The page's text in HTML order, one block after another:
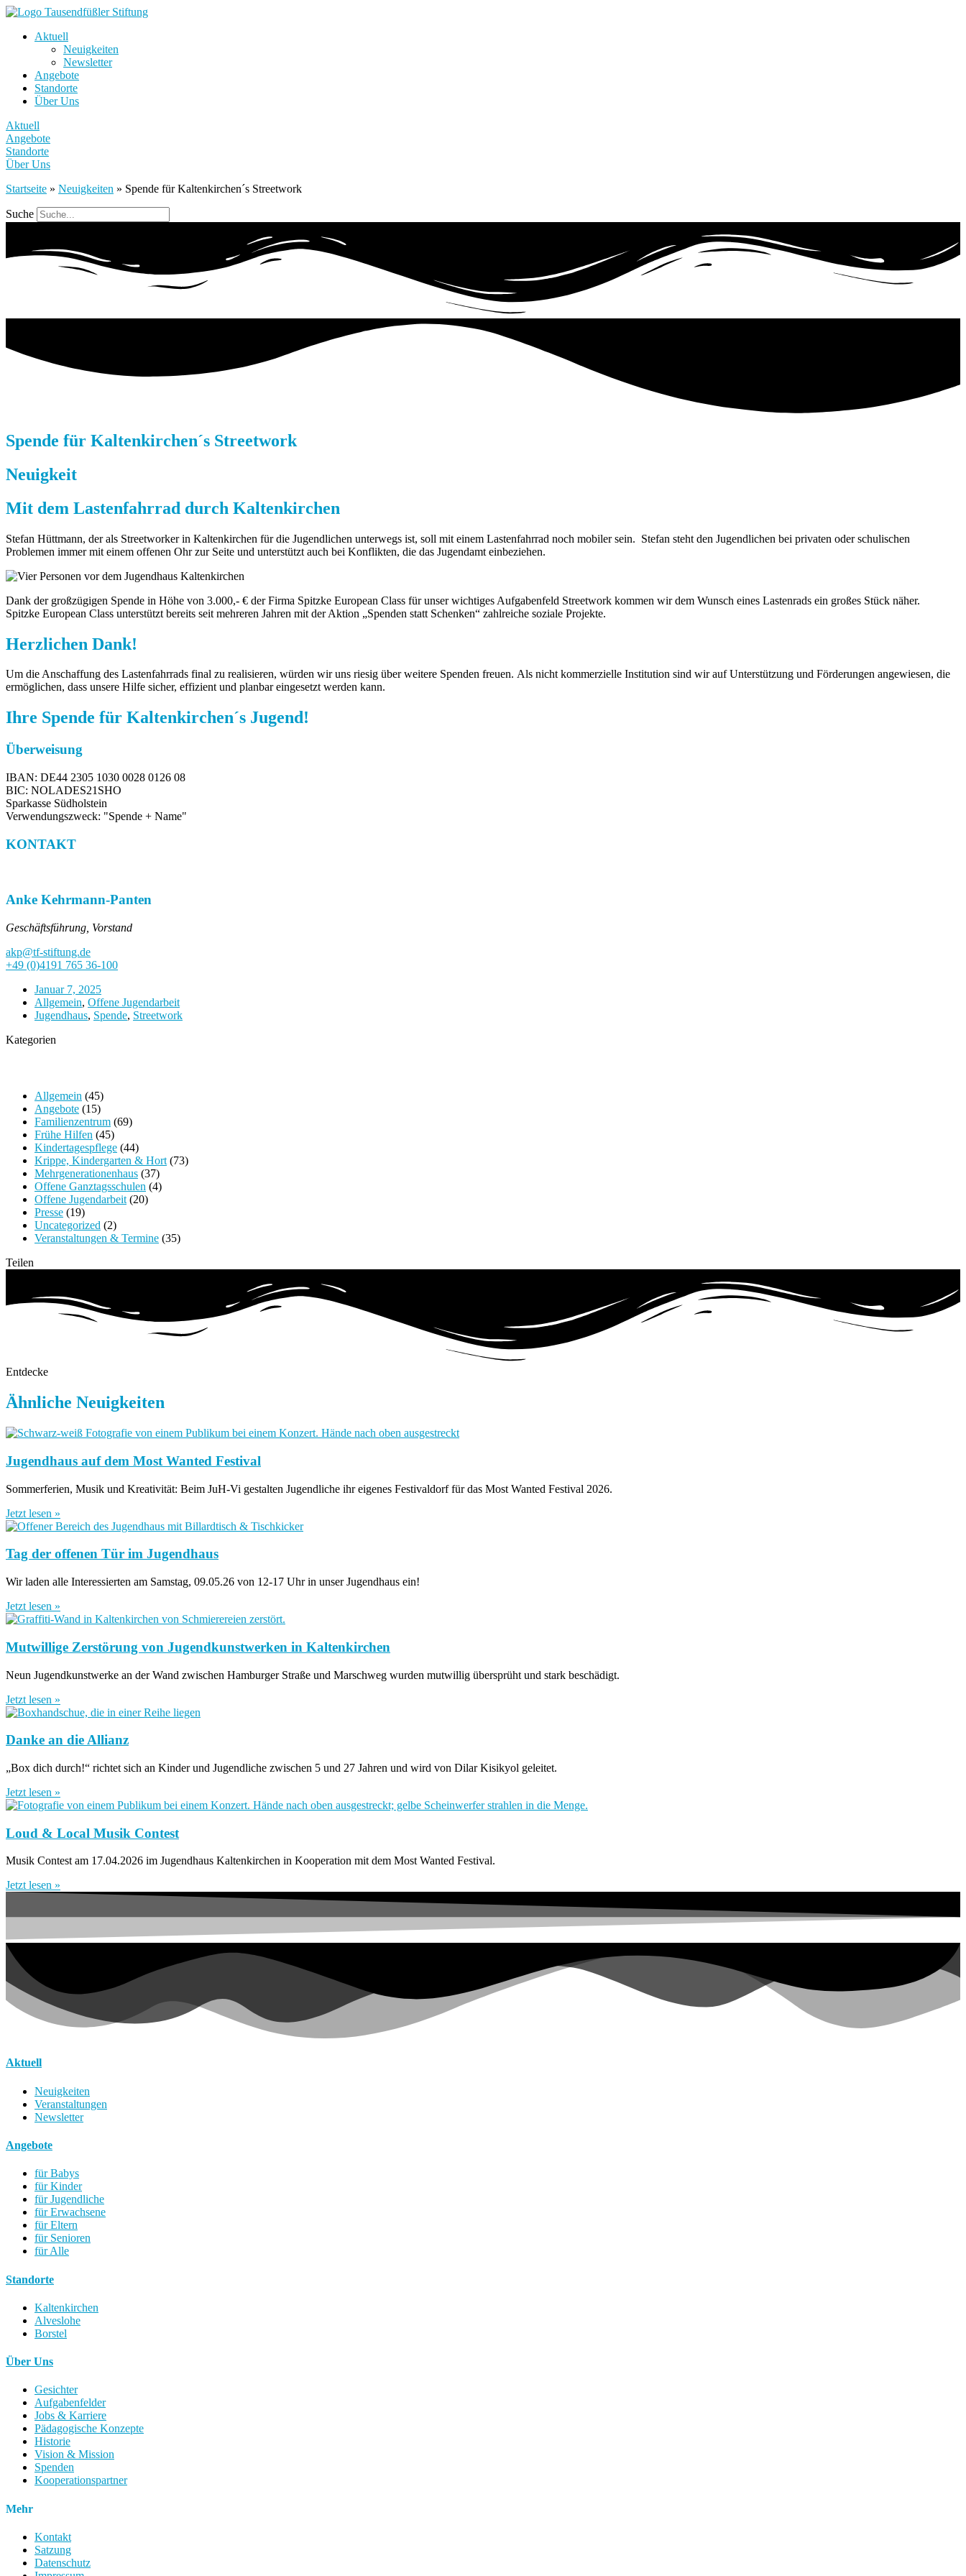
Aktuell
Neuigkeiten
Newsletter
Angebote
Standorte
Über Uns
Aktuell
Angebote
Standorte
Über Uns
Startseite » Neuigkeiten » Spende für Kaltenkirchen´s Streetwork
Suche
Spende für Kaltenkirchen´s Streetwork
Neuigkeit
Mit dem Lastenfahrrad durch Kaltenkirchen
Stefan Hüttmann, der als Streetworker in Kaltenkirchen für die Jugendlichen unterwegs ist, soll mit einem Lastenfahrrad noch mobiler sein. Stefan steht den Jugendlichen bei privaten oder schulischen
Problemen immer mit einem offenen Ohr zur Seite und unterstützt auch bei Konflikten, die das Jugendamt einbeziehen.
Dank der großzügigen Spende in Höhe von 3.000,- € der Firma Spitzke European Class für unser wichtiges Aufgabenfeld Streetwork kommen wir dem Wunsch eines Lastenrads ein großes Stück näher.
Spitzke European Class unterstützt bereits seit mehreren Jahren mit der Aktion „Spenden statt Schenken“ zahlreiche soziale Projekte.
Herzlichen Dank!
Um die Anschaffung des Lastenfahrrads final zu realisieren, würden wir uns riesig über weitere Spenden freuen. Als nicht kommerzielle Institution sind wir auf Unterstützung und Förderungen angewiesen, die
ermöglichen, dass unsere Hilfe sicher, effizient und planbar eingesetzt werden kann.
Ihre Spende für Kaltenkirchen´s Jugend!
Überweisung
IBAN: DE44 2305 1030 0028 0126 08
BIC: NOLADES21SHO
Sparkasse Südholstein
Verwendungszweck: "Spende + Name"
KONTAKT
Anke Kehrmann-Panten
Geschäftsführung, Vorstand
akp@tf-stiftung.de
+49 (0)4191 765 36-100
Januar 7, 2025
Allgemein, Offene Jugendarbeit
Jugendhaus, Spende, Streetwork
Kategorien
Allgemein (45)
Angebote (15)
Familienzentrum (69)
Frühe Hilfen (45)
Kindertagespflege (44)
Krippe, Kindergarten & Hort (73)
Mehrgenerationenhaus (37)
Offene Ganztagsschulen (4)
Offene Jugendarbeit (20)
Presse (19)
Uncategorized (2)
Veranstaltungen & Termine (35)
Teilen
Entdecke
Ähnliche Neuigkeiten
Jugendhaus auf dem Most Wanted Festival
Sommerferien, Musik und Kreativität: Beim JuH-Vi gestalten Jugendliche ihr eigenes Festivaldorf für das Most Wanted Festival 2026.
Jetzt lesen »
Tag der offenen Tür im Jugendhaus
Wir laden alle Interessierten am Samstag, 09.05.26 von 12-17 Uhr in unser Jugendhaus ein!
Jetzt lesen »
Mutwillige Zerstörung von Jugendkunstwerken in Kaltenkirchen
Neun Jugendkunstwerke an der Wand zwischen Hamburger Straße und Marschweg wurden mutwillig übersprüht und stark beschädigt.
Jetzt lesen »
Danke an die Allianz
„Box dich durch!“ richtet sich an Kinder und Jugendliche zwischen 5 und 27 Jahren und wird von Dilar Kisikyol geleitet.
Jetzt lesen »
Loud & Local Musik Contest
Musik Contest am 17.04.2026 im Jugendhaus Kaltenkirchen in Kooperation mit dem Most Wanted Festival.
Jetzt lesen »
Aktuell
Neuigkeiten
Veranstaltungen
Newsletter
Angebote
für Babys
für Kinder
für Jugendliche
für Erwachsene
für Eltern
für Senioren
für Alle
Standorte
Kaltenkirchen
Alveslohe
Borstel
Über Uns
Gesichter
Aufgabenfelder
Jobs & Karriere
Pädagogische Konzepte
Historie
Vision & Mission
Spenden
Kooperationspartner
Mehr
Kontakt
Satzung
Datenschutz